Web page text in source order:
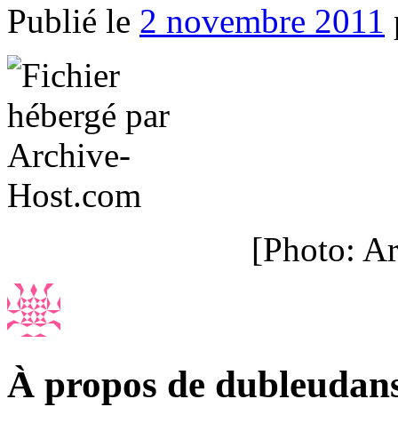
Publié le 2 novembre 2011
[Photo:
À propos de